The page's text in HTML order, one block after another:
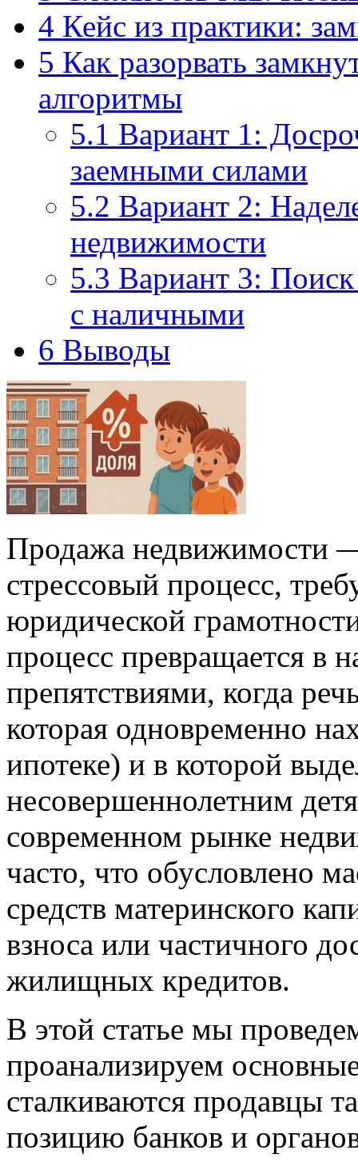
4 Кейс из практики:
5 Как разорвать
алгоритмы
5.1 Вариант 1:
заемными силами
5.2 Вариант 2:
недвижимости
5.3 Вариант 3: Поиск
с наличными
6 Выводы
Продажа недвижимости
стрессовый процесс,
юридической
процесс превращается в
препятствиями, когда
которая одновременно
ипотеке) и в которой
несовершеннолетним
современном рынке
часто, что обусловлено
средств материнского
взноса или частичного
жилищных кредитов.
В этой статье мы
проанализируем
сталкиваются продавцы
позицию банков и